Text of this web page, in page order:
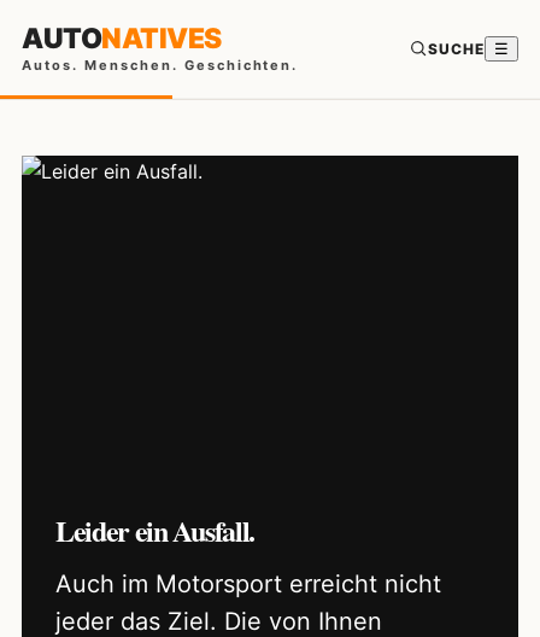
AUTONATIVES
Autos. Menschen. Geschichten.
SUCHE ☰
Leider ein Ausfall.
Auch im Motorsport erreicht nicht
jeder das Ziel. Die von Ihnen